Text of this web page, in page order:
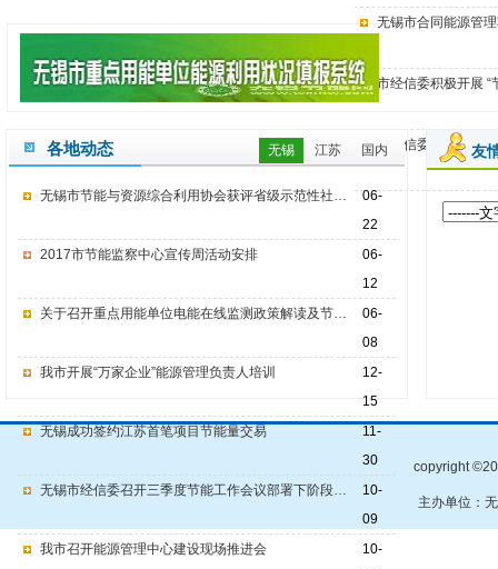
无锡市合同能源管
市经信委积极开展
市经信委举办2013
各地动态 无锡 江苏 国内
无锡市节能与资源综合利用协会获评省级示范性社会组织
06-
22
2017市节能监察中心宣传周活动安排
06-
12
关于召开重点用能单位电能在线监测政策解读及节能技术宣介会...
06-
08
我市开展“万家企业”能源管理负责人培训
12-
15
无锡成功签约江苏首笔项目节能量交易
11-
30
无锡市经信委召开三季度节能工作会议部署下阶段节能工作
10-
09
我市召开能源管理中心建设现场推进会
10-
友
copyright
主办单位：